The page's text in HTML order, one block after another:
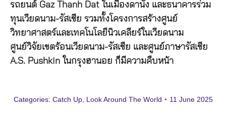
รถยนต์ Gaz Thanh Dat ในเมืองดานัง และธนาคารร่วม
ทุนเวียดนาม-รัสเซีย รวมทั้งโครงการสร้างศูนย์
วิทยาศาสตร์และเทคโนโลยีนิวเคลียร์ในเวียดนาม
ศูนย์วิจัยเขตร้อนเวียดนาม-รัสเซีย และศูนย์ภาษารัสเซีย
A.S. Pushkin ในกรุงฮานอย ก็มีความคืบหน้า
Categories: Catch Up, Look Around The World 11 June 2025